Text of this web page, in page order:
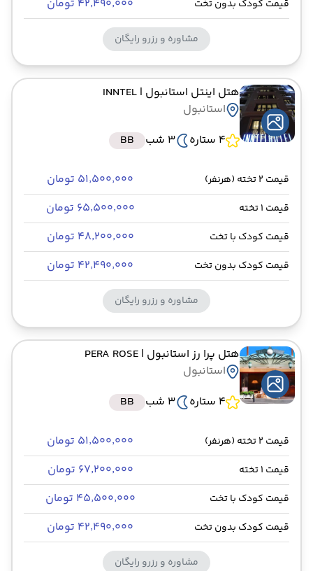
قیمت کودک بدون تخت ۴۲٬۴۹۰٬۰۰۰ تومان
مشاوره و رزرو رایگان
هتل اینتل استانبول | INNTEL
استانبول
4 ستاره
3 شب BB
قیمت 2 تخته (هرنفر) ۵۱٬۵۰۰٬۰۰۰ تومان
قیمت 1 تخته ۶۵٬۵۰۰٬۰۰۰ تومان
قیمت کودک با تخت ۴۸٬۲۰۰٬۰۰۰ تومان
قیمت کودک بدون تخت ۴۲٬۴۹۰٬۰۰۰ تومان
مشاوره و رزرو رایگان
هتل پرا رز استانبول | PERA ROSE
استانبول
4 ستاره
3 شب BB
قیمت 2 تخته (هرنفر) ۵۱٬۵۰۰٬۰۰۰ تومان
قیمت 1 تخته ۶۷٬۲۰۰٬۰۰۰ تومان
قیمت کودک با تخت ۴۵٬۵۰۰٬۰۰۰ تومان
قیمت کودک بدون تخت ۴۲٬۴۹۰٬۰۰۰ تومان
مشاوره و رزرو رایگان